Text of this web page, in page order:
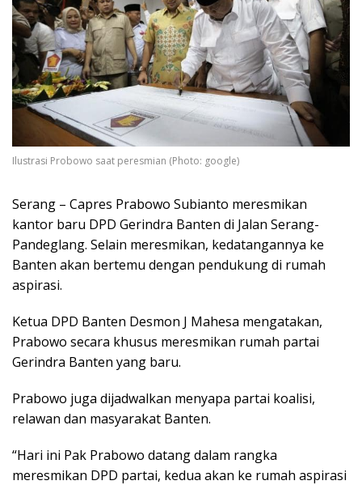
Ilustrasi Probowo saat peresmian (Photo: google)
Serang – Capres Prabowo Subianto meresmikan
kantor baru DPD Gerindra Banten di Jalan Serang-
Pandeglang. Selain meresmikan, kedatangannya ke
Banten akan bertemu dengan pendukung di rumah
aspirasi.
Ketua DPD Banten Desmon J Mahesa mengatakan,
Prabowo secara khusus meresmikan rumah partai
Gerindra Banten yang baru.
Prabowo juga dijadwalkan menyapa partai koalisi,
relawan dan masyarakat Banten.
“Hari ini Pak Prabowo datang dalam rangka
meresmikan DPD partai, kedua akan ke rumah aspirasi